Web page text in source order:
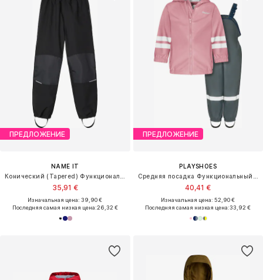
ПРЕДЛОЖЕНИЕ
NAME IT
35,91 €
Изначальная цена: 39,90 €
Последняя самая низкая цена:26,32 €
ПРЕДЛОЖЕНИЕ
PLAYSHOES
40,41 €
Изначальная цена: 52,90 €
Последняя самая низкая цена:33,92 €